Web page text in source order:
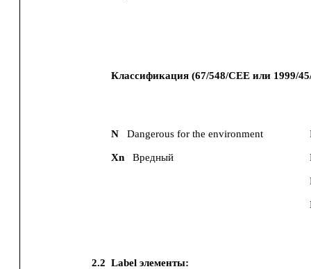
Классификация (67/548/CEE или 1999/
N Dangerous for the environment
Xn Вредный
2.2 Label элементы: